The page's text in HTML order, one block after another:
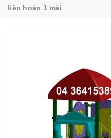
liên hoàn 1 mái